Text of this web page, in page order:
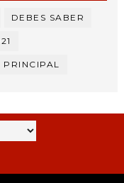
DEBES SABER
PRINCIPAL